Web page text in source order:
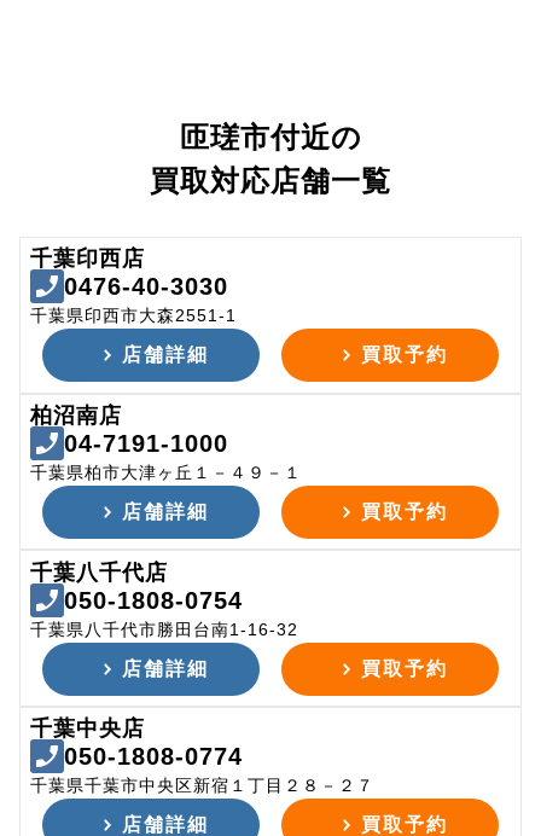
匝瑳市付近の
買取対応店舗一覧
千葉印西店
0476-40-3030
千葉県印西市大森2551-1
店舗詳細 買取予約
柏沼南店
04-7191-1000
千葉県柏市大津ヶ丘１－４９－１
店舗詳細 買取予約
千葉八千代店
050-1808-0754
千葉県八千代市勝田台南1-16-32
店舗詳細 買取予約
千葉中央店
050-1808-0774
千葉県千葉市中央区新宿１丁目２８－２７
店舗詳細 買取予約